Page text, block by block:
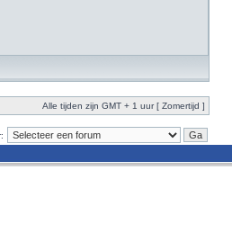
Alle tijden zijn GMT + 1 uur [ Zomertijd ]